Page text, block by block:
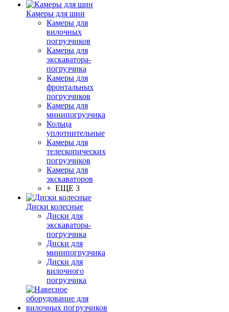
Камеры для шин
Камеры для
вилочных
погрузчиков
Камеры для
экскаватора-
погрузчика
Камеры для
фронтальных
погрузчиков
Камеры для
минипогрузчика
Кольца
уплотнительные
Камеры для
телескопических
погрузчиков
Камеры для
экскаваторов
+ ЕЩЕ 3
Диски колесные
Диски для
экскаватора-
погрузчика
Диски для
минипогрузчика
Диски для
вилочного
погрузчика